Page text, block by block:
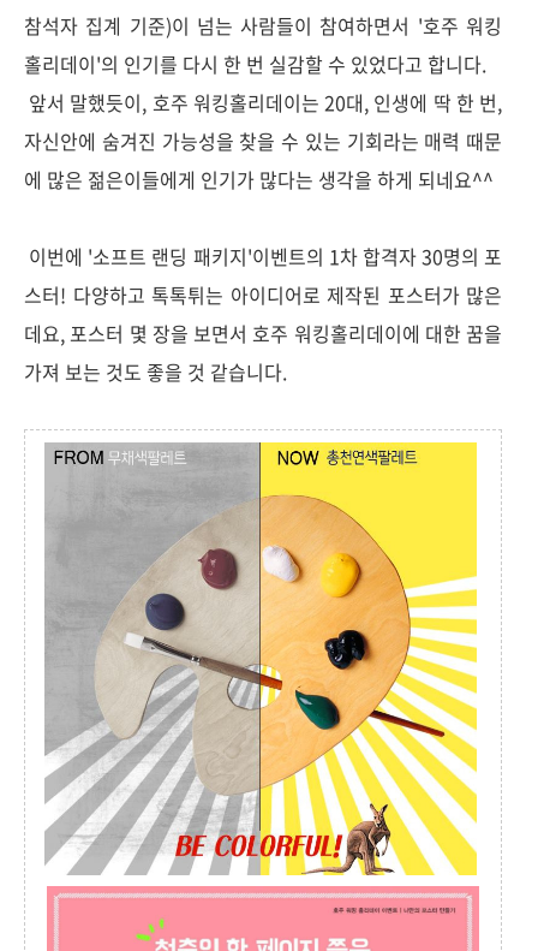
참석자 집계 기준)이 넘는 사람들이 참여하면서 '호주 워킹
홀리데이'의 인기를 다시 한 번 실감할 수 있었다고 합니다.
앞서 말했듯이, 호주 워킹홀리데이는 20대, 인생에 딱 한 번,
자신안에 숨겨진 가능성을 찾을 수 있는 기회라는 매력 때문
에 많은 젊은이들에게 인기가 많다는 생각을 하게 되네요^^
이번에 '소프트 랜딩 패키지'이벤트의 1차 합격자 30명의 포
스터! 다양하고 톡톡튀는 아이디어로 제작된 포스터가 많은
데요, 포스터 몇 장을 보면서 호주 워킹홀리데이에 대한 꿈을
가져 보는 것도 좋을 것 같습니다.